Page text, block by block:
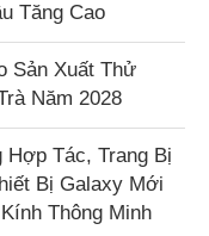
Tăng Cao
Sản Xuất Thử
Năm 2028
Hợp Tác, Trang Bị
Bị Galaxy Mới
Thông Minh